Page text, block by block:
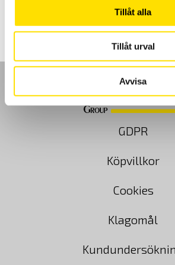
Tillåt alla
Tillåt urval
Avvisa
Riksbankens genomsnittliga månadsvärde vid
m.m. Eller om vi av någon anledning inte kan
varan.
GDPR
Köpvillkor
Cookies
Klagomål